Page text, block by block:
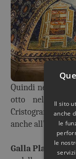
Quindi nei
otto nelle
Cristogrammi. Le
anche
Galla Placidia
Il sito
anche
le
le